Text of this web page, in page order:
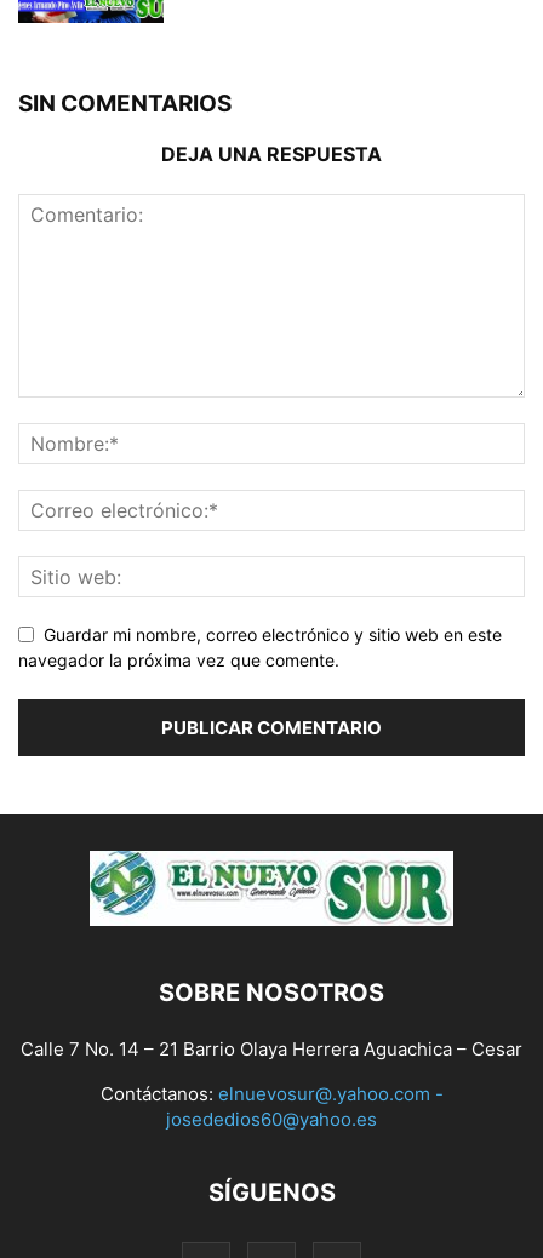
SIN COMENTARIOS
DEJA UNA RESPUESTA
Guardar mi nombre, correo electrónico y sitio web en este
navegador la próxima vez que comente.
SOBRE NOSOTROS
Calle 7 No. 14 – 21 Barrio Olaya Herrera Aguachica – Cesar
Contáctanos: elnuevosur@.yahoo.com -
josededios60@yahoo.es
SÍGUENOS